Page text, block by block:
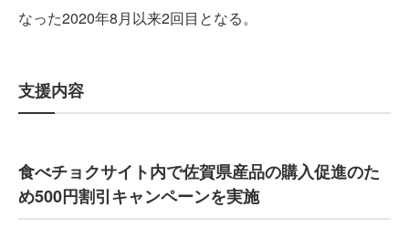
なった2020年8月以来2回目となる。
支援内容
食べチョクサイト内で佐賀県産品の購入促進のた
め500円割引キャンペーンを実施